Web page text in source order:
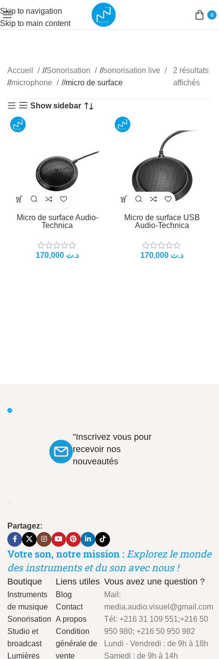
Skip to navigation
Skip to main content
0
Accueil / Sonorisation / sonorisation live
/ microphone / micro de surface
2 résultats
affichés
Show sidebar
Micro de surface Audio-
Technica
د.ت
Micro de surface USB
Audio-Technica
د.ت
"Inscrivez vous pour
recevoir nos
nouveautés
Partagez:
Votre son, notre mission : Explorez le monde
des instruments et du son avec nous !
Boutique
Instruments
de musique
Sonorisation
Studio et
broadcast
Lumières
Liens utiles
Blog
Contact
A propos
Condition
générale de
vente
Vous avez une question ?
Mail:
media.audio.visuel@gmail.com
Tél: +216 31 109 551;+216 50
950 980; +216 50 950 982
Lundi - Vendredi : de 9h à 18h
Samedi : de 9h à 14h